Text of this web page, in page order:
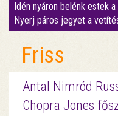
Idén nyáron belénk estek
Nyerj páros jegyet a
Friss
Antal Nimród
Chopra Jones